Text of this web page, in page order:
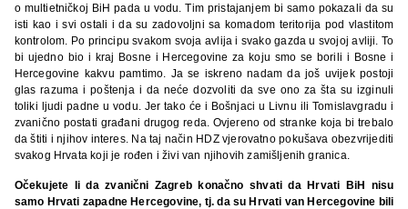
o multietničkoj BiH pada u vodu. Tim pristajanjem bi samo pokazali da su
isti kao i svi ostali i da su zadovoljni sa komadom teritorija pod vlastitom
kontrolom. Po principu svakom svoja avlija i svako gazda u svojoj avliji. To
bi ujedno bio i kraj Bosne i Hercegovine za koju smo se borili i Bosne i
Hercegovine kakvu pamtimo. Ja se iskreno nadam da još uvijek postoji
glas razuma i poštenja i da neće dozvoliti da sve ono za šta su izginuli
toliki ljudi padne u vodu. Jer tako će i Bošnjaci u Livnu ili Tomislavgradu i
zvanično postati građani drugog reda. Ovjereno od stranke koja bi trebalo
da štiti i njihov interes. Na taj način HDZ vjerovatno pokušava obezvrijediti
svakog Hrvata koji je rođen i živi van njihovih zamišljenih granica.
Očekujete li da zvanični Zagreb konačno shvati da Hrvati BiH nisu
samo Hrvati zapadne Hercegovine, tj. da su Hrvati van Hercegovine bili